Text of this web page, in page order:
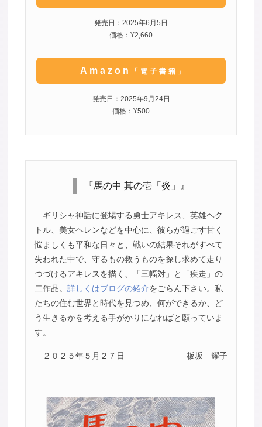
発売日：2025年6月5日
価格：¥2,660
Amazon 「電子書籍」
発売日：2025年9月24日
価格：¥500
『馬の中 其の壱「炎」』
ギリシャ神話に登場する勇士アキレス、英雄ヘク
トル、美女ヘレンなどを中心に、彼らが過ごす甘く
悩ましくも平和な日々と、戦いの結果それがすべて
失われた中で、守るもの救うものを探し求めて走り
つづけるアキレスを描く、「三幅対」と「疾走」の
二作品。 詳しくはブログの紹介をごらん下さい。私
たちの住む世界と時代を見つめ、何ができるか、ど
う生きるかを考える手がかりになればと願っていま
す。
２０２５年５月２７日 板坂 耀子